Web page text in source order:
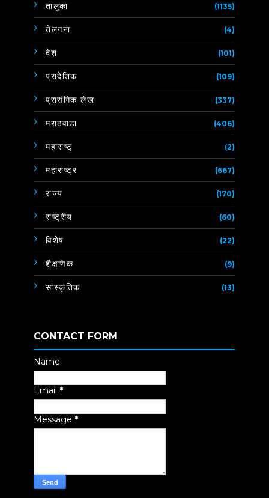
तालुका (1135)
तेलंगना (4)
देश (101)
प्रादेशिक (109)
प्रासंगिक लेख (337)
मराठवाडा (406)
महाराष्ट् (2)
महाराष्ट्र (667)
राज्य (170)
राष्ट्रीय (60)
विशेष (22)
शैक्षणिक (9)
सांस्कृतिक (13)
CONTACT FORM
Name
Email *
Message *